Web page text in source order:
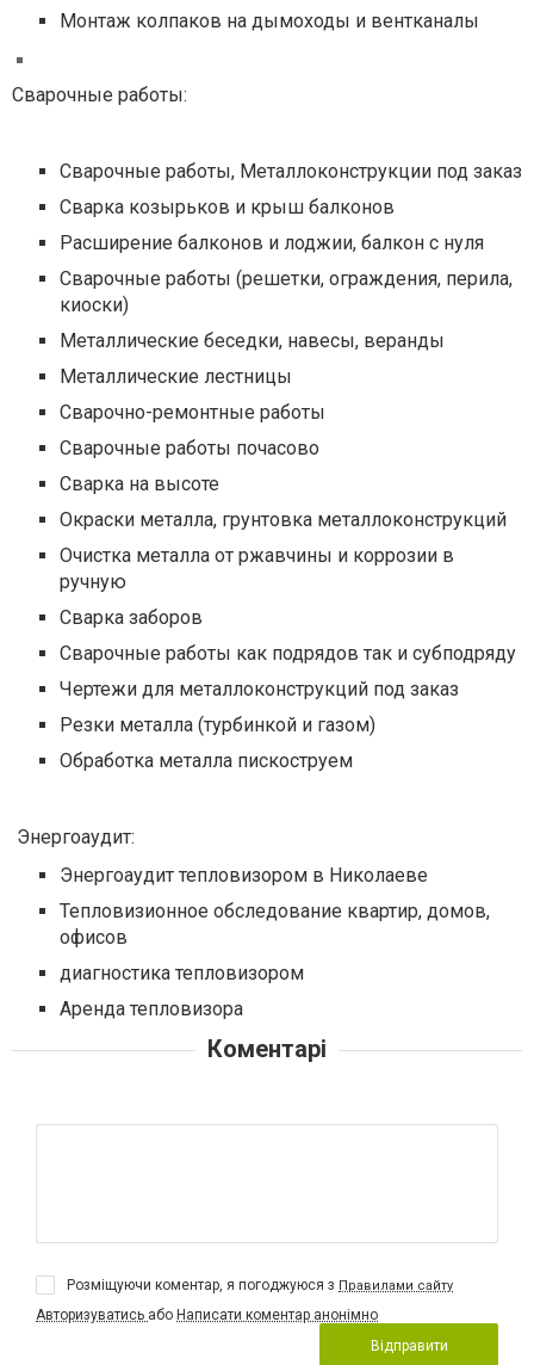
Монтаж колпаков на дымоходы и вентканалы
Сварочные работы:
Сварочные работы, Металлоконструкции под заказ
Сварка козырьков и крыш балконов
Расширение балконов и лоджии, балкон с нуля
Сварочные работы (решетки, ограждения, перила,
киоски)
Металлические беседки, навесы, веранды
Металлические лестницы
Сварочно-ремонтные работы
Сварочные работы почасово
Сварка на высоте
Окраски металла, грунтовка металлоконструкций
Очистка металла от ржавчины и коррозии в
ручную
Сварка заборов
Сварочные работы как подрядов так и субподряду
Чертежи для металлоконструкций под заказ
Резки металла (турбинкой и газом)
Обработка металла пискоструем
Энергоаудит:
Энергоаудит тепловизором в Николаеве
Тепловизионное обследование квартир, домов,
офисов
диагностика тепловизором
Аренда тепловизора
Коментарі
Розміщуючи коментар, я погоджуюся з Правилами сайту
Авторизуватись або Написати коментар анонімно
Відправити